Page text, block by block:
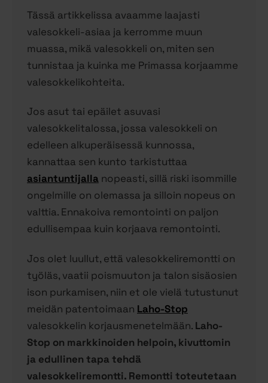
Tässä artikkelissa avaamme laajasti
valesokkeli-asiaa ja kerromme muun
muassa, mikä valesokkeli on, miten sen
tunnistaa ja kuinka me Primassa korjaamme
valesokkelikohteita.
Jos asut tai epäilet asuvasi
valesokkelitalossa, jossa valesokkeli on
edelleen alkuperäisessä kunnossa,
kannattaa sen kunto tarkistuttaa
asiantuntijalla nopeasti, sillä riski isommille
ongelmille on olemassa ja silloin nopeus on
valttia. Ennakoiva remontointi on paljon
edullisempaa kuin korjaava remontointi.
Jos olet luullut, että valesokkeliremontti on
työläs, vaatii poismuuton ja talon sisäosien
ison purkamisen, niin et ole vielä tutustunut
meidän patentoimaan Laho-Stop
valesokkelin korjausmenetelmään. Laho-
Stop on markkinoiden helpoin, kivuttomin
ja edullinen tapa tehdä
valesokkeliremontti. Remontti toteutetaan